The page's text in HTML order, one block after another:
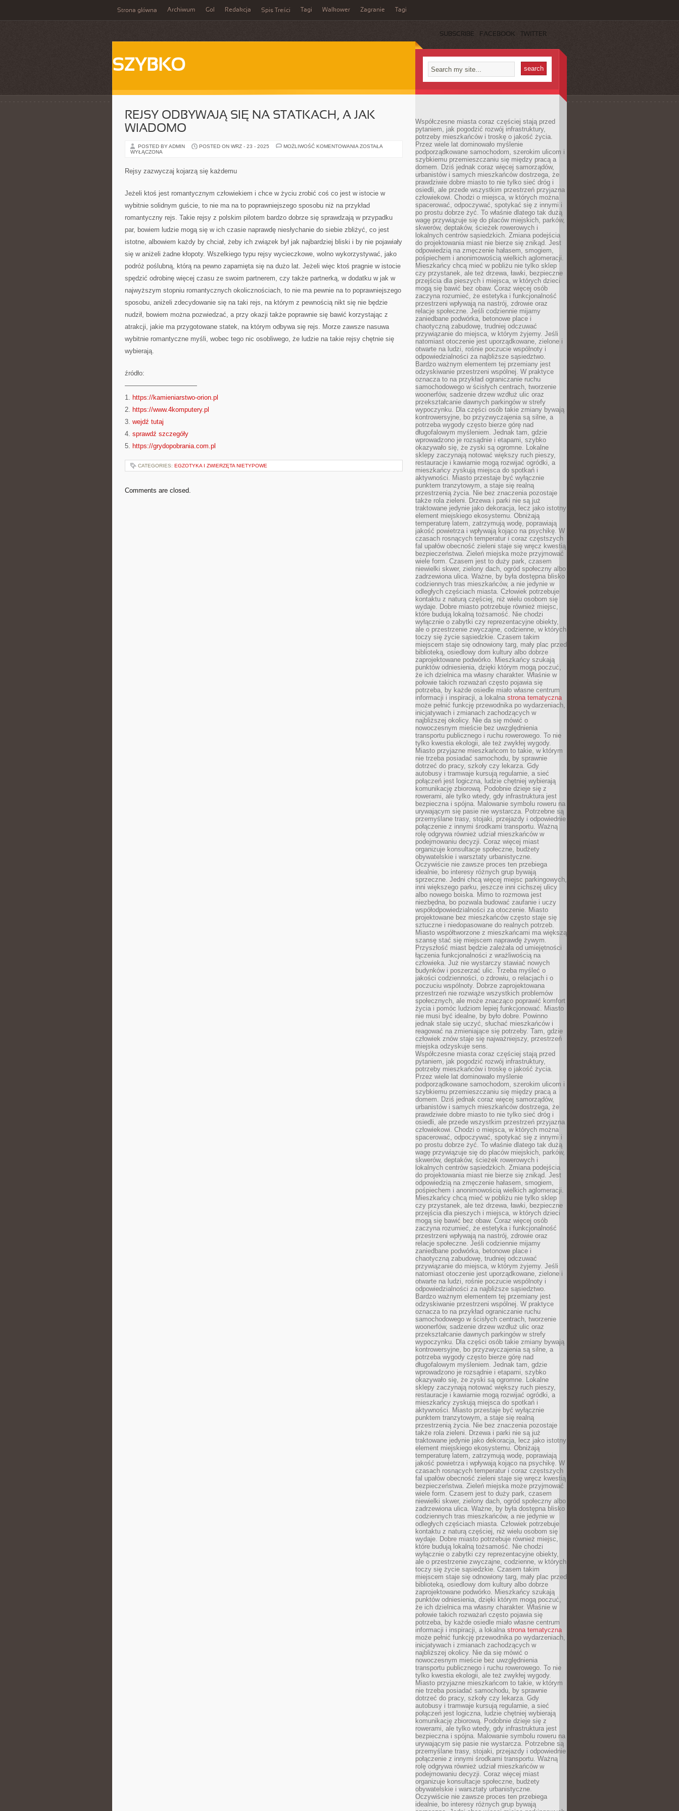
Strona główna Archiwum Gol Redakcja Spis Treści Tagi Walkower Zagranie Tagi
SUBSCRIBE FACEBOOK TWITTER
SZYBKO
REJSY ODBYWAJĄ SIĘ NA STATKACH, A JAK
WIADOMO
POSTED BY ADMIN POSTED ON WRZ - 23 - 2025 MOŻLIWOŚĆ KOMENTOWANIA REJSY
ZOSTAŁA
WYŁĄCZONA
Rejsy zazwyczaj kojarzą się każdemu
Jeżeli ktoś jest romantycznym człowiekiem i chce w życiu zrobić coś co jest w istocie w
wybitnie solidnym guście, to nie ma na to poprawniejszego sposobu niż na przykład
romantyczny rejs. Takie rejsy z polskim pilotem bardzo dobrze się sprawdzają w przypadku
par, bowiem ludzie mogą się w ich czasie naprawdę niesłychanie do siebie zbliżyć, co jest
istotne, albowiem każdy by chciał, żeby ich związek był jak najbardziej bliski i by nie pojawiały
się w aniżeli żadne kłopoty. Wszelkiego typu rejsy wycieczkowe, wolno wykorzystywać, jako
podróż poślubną, którą na pewno zapamięta się na dużo lat. Jeżeli więc ktoś pragnie w istocie
spędzić odrobinę więcej czasu ze swoim partnerem, czy także partnerką, w dodatku w jak w
najwyższym stopniu romantycznych okolicznościach, to nie ma pewnie na to poprawniejszego
sposobu, aniżeli zdecydowanie się na taki rejs, na którym z pewnością nikt się nie będzie
nudził, bowiem można pozwiedzać, a przy okazji także poprawnie się bawić korzystając z
atrakcji, jakie ma przygotowane statek, na którym odbywa się rejs. Morze zawsze nasuwa
wybitnie romantyczne myśli, wobec tego nic osobliwego, że ludzie na takie rejsy chętnie się
wybierają.
źródło:
———————————
1. https://kamieniarstwo-orion.pl
2. https://www.4komputery.pl
3. wejdź tutaj
4. sprawdź szczegóły
5. https://grydopobrania.com.pl
CATEGORIES: EGZOTYKA I ZWIERZĘTA NIETYPOWE
Comments are closed.
Współczesne miasta coraz częściej stają przed
pytaniem, jak pogodzić rozwój infrastruktury,
potrzeby mieszkańców i troskę o jakość życia.
Przez wiele lat dominowało myślenie
podporządkowane samochodom, szerokim ulicom i
szybkiemu przemieszczaniu się między pracą a
domem. Dziś jednak coraz więcej samorządów,
urbanistów i samych mieszkańców dostrzega, że
prawdziwie dobre miasto to nie tylko sieć dróg i
osiedli, ale przede wszystkim przestrzeń przyjazna
człowiekowi. Chodzi o miejsca, w których można
spacerować, odpoczywać, spotykać się z innymi i
po prostu dobrze żyć. To właśnie dlatego tak dużą
wagę przywiązuje się do placów miejskich, parków,
skwerów, deptaków, ścieżek rowerowych i
lokalnych centrów sąsiedzkich. Zmiana podejścia
do projektowania miast nie bierze się znikąd. Jest
odpowiedzią na zmęczenie hałasem, smogiem,
pośpiechem i anonimowością wielkich aglomeracji.
Mieszkańcy chcą mieć w pobliżu nie tylko sklep
czy przystanek, ale też drzewa, ławki, bezpieczne
przejścia dla pieszych i miejsca, w których dzieci
mogą się bawić bez obaw. Coraz więcej osób
zaczyna rozumieć, że estetyka i funkcjonalność
przestrzeni wpływają na nastrój, zdrowie oraz
relacje społeczne. Jeśli codziennie mijamy
zaniedbane podwórka, betonowe place i
chaotyczną zabudowę, trudniej odczuwać
przywiązanie do miejsca, w którym żyjemy. Jeśli
natomiast otoczenie jest uporządkowane, zielone i
otwarte na ludzi, rośnie poczucie wspólnoty i
odpowiedzialności za najbliższe sąsiedztwo.
Bardzo ważnym elementem tej przemiany jest
odzyskiwanie przestrzeni wspólnej. W praktyce
oznacza to na przykład ograniczanie ruchu
samochodowego w ścisłych centrach, tworzenie
woonerfów, sadzenie drzew wzdłuż ulic oraz
przekształcanie dawnych parkingów w strefy
wypoczynku. Dla części osób takie zmiany bywają
kontrowersyjne, bo przyzwyczajenia są silne, a
potrzeba wygody często bierze górę nad
długofalowym myśleniem. Jednak tam, gdzie
wprowadzono je rozsądnie i etapami, szybko
okazywało się, że zyski są ogromne. Lokalne
sklepy zaczynają notować większy ruch pieszy,
restauracje i kawiarnie mogą rozwijać ogródki, a
mieszkańcy zyskują miejsca do spotkań i
aktywności. Miasto przestaje być wyłącznie
punktem tranzytowym, a staje się realną
przestrzenią życia. Nie bez znaczenia pozostaje
także rola zieleni. Drzewa i parki nie są już
traktowane jedynie jako dekoracja, lecz jako istotny
element miejskiego ekosystemu. Obniżają
temperaturę latem, zatrzymują wodę, poprawiają
jakość powietrza i wpływają kojąco na psychikę. W
czasach rosnących temperatur i coraz częstszych
fal upałów obecność zieleni staje się wręcz kwestią
bezpieczeństwa. Zieleń miejska może przyjmować
wiele form. Czasem jest to duży park, czasem
niewielki skwer, zielony dach, ogród społeczny albo
zadrzewiona ulica. Ważne, by była dostępna blisko
codziennych tras mieszkańców, a nie jedynie w
odległych częściach miasta. Człowiek potrzebuje
kontaktu z naturą częściej, niż wielu osobom się
wydaje. Dobre miasto potrzebuje również miejsc,
które budują lokalną tożsamość. Nie chodzi
wyłącznie o zabytki czy reprezentacyjne obiekty,
ale o przestrzenie zwyczajne, codzienne, w których
toczy się życie sąsiedzkie. Czasem takim
miejscem staje się odnowiony targ, mały plac przed
biblioteką, osiedlowy dom kultury albo dobrze
zaprojektowane podwórko. Mieszkańcy szukają
punktów odniesienia, dzięki którym mogą poczuć,
że ich dzielnica ma własny charakter. Właśnie w
połowie takich rozważań często pojawia się
potrzeba, by każde osiedle miało własne centrum
informacji i inspiracji, a lokalna strona tematyczna
może pełnić funkcję przewodnika po wydarzeniach,
inicjatywach i zmianach zachodzących w
najbliższej okolicy. Nie da się mówić o
nowoczesnym mieście bez uwzględnienia
transportu publicznego i ruchu rowerowego. To nie
tylko kwestia ekologii, ale też zwykłej wygody.
Miasto przyjazne mieszkańcom to takie, w którym
nie trzeba posiadać samochodu, by sprawnie
dotrzeć do pracy, szkoły czy lekarza. Gdy
autobusy i tramwaje kursują regularnie, a sieć
połączeń jest logiczna, ludzie chętniej wybierają
komunikację zbiorową. Podobnie dzieje się z
rowerami, ale tylko wtedy, gdy infrastruktura jest
bezpieczna i spójna. Malowanie symbolu roweru na
urywającym się pasie nie wystarcza. Potrzebne są
przemyślane trasy, stojaki, przejazdy i odpowiednie
połączenie z innymi środkami transportu. Ważną
rolę odgrywa również udział mieszkańców w
podejmowaniu decyzji. Coraz więcej miast
organizuje konsultacje społeczne, budżety
obywatelskie i warsztaty urbanistyczne.
Oczywiście nie zawsze proces ten przebiega
idealnie, bo interesy różnych grup bywają
sprzeczne. Jedni chcą więcej miejsc parkingowych,
inni większego parku, jeszcze inni cichszej ulicy
albo nowego boiska. Mimo to rozmowa jest
niezbędna, bo pozwala budować zaufanie i uczy
współodpowiedzialności za otoczenie. Miasto
projektowane bez mieszkańców często staje się
sztuczne i niedopasowane do realnych potrzeb.
Miasto współtworzone z mieszkańcami ma większą
szansę stać się miejscem naprawdę żywym.
Przyszłość miast będzie zależała od umiejętności
łączenia funkcjonalności z wrażliwością na
człowieka. Już nie wystarczy stawiać nowych
budynków i poszerzać ulic. Trzeba myśleć o
jakości codzienności, o zdrowiu, o relacjach i o
poczuciu wspólnoty. Dobrze zaprojektowana
przestrzeń nie rozwiąże wszystkich problemów
społecznych, ale może znacząco poprawić komfort
życia i pomóc ludziom lepiej funkcjonować. Miasto
nie musi być idealne, by było dobre. Powinno
jednak stale się uczyć, słuchać mieszkańców i
reagować na zmieniające się potrzeby. Tam, gdzie
człowiek znów staje się najważniejszy, przestrzeń
miejska odzyskuje sens.
Współczesne miasta coraz częściej stają przed
pytaniem, jak pogodzić rozwój infrastruktury,
potrzeby mieszkańców i troskę o jakość życia.
Przez wiele lat dominowało myślenie
podporządkowane samochodom, szerokim ulicom i
szybkiemu przemieszczaniu się między pracą a
domem. Dziś jednak coraz więcej samorządów,
urbanistów i samych mieszkańców dostrzega, że
prawdziwie dobre miasto to nie tylko sieć dróg i
osiedli, ale przede wszystkim przestrzeń przyjazna
człowiekowi. Chodzi o miejsca, w których można
spacerować, odpoczywać, spotykać się z innymi i
po prostu dobrze żyć. To właśnie dlatego tak dużą
wagę przywiązuje się do placów miejskich, parków,
skwerów, deptaków, ścieżek rowerowych i
lokalnych centrów sąsiedzkich. Zmiana podejścia
do projektowania miast nie bierze się znikąd. Jest
odpowiedzią na zmęczenie hałasem, smogiem,
pośpiechem i anonimowością wielkich aglomeracji.
Mieszkańcy chcą mieć w pobliżu nie tylko sklep
czy przystanek, ale też drzewa, ławki, bezpieczne
przejścia dla pieszych i miejsca, w których dzieci
mogą się bawić bez obaw. Coraz więcej osób
zaczyna rozumieć, że estetyka i funkcjonalność
przestrzeni wpływają na nastrój, zdrowie oraz
relacje społeczne. Jeśli codziennie mijamy
zaniedbane podwórka, betonowe place i
chaotyczną zabudowę, trudniej odczuwać
przywiązanie do miejsca, w którym żyjemy. Jeśli
natomiast otoczenie jest uporządkowane, zielone i
otwarte na ludzi, rośnie poczucie wspólnoty i
odpowiedzialności za najbliższe sąsiedztwo.
Bardzo ważnym elementem tej przemiany jest
odzyskiwanie przestrzeni wspólnej. W praktyce
oznacza to na przykład ograniczanie ruchu
samochodowego w ścisłych centrach, tworzenie
woonerfów, sadzenie drzew wzdłuż ulic oraz
przekształcanie dawnych parkingów w strefy
wypoczynku. Dla części osób takie zmiany bywają
kontrowersyjne, bo przyzwyczajenia są silne, a
potrzeba wygody często bierze górę nad
długofalowym myśleniem. Jednak tam, gdzie
wprowadzono je rozsądnie i etapami, szybko
okazywało się, że zyski są ogromne. Lokalne
sklepy zaczynają notować większy ruch pieszy,
restauracje i kawiarnie mogą rozwijać ogródki, a
mieszkańcy zyskują miejsca do spotkań i
aktywności. Miasto przestaje być wyłącznie
punktem tranzytowym, a staje się realną
przestrzenią życia. Nie bez znaczenia pozostaje
także rola zieleni. Drzewa i parki nie są już
traktowane jedynie jako dekoracja, lecz jako istotny
element miejskiego ekosystemu. Obniżają
temperaturę latem, zatrzymują wodę, poprawiają
jakość powietrza i wpływają kojąco na psychikę. W
czasach rosnących temperatur i coraz częstszych
fal upałów obecność zieleni staje się wręcz kwestią
bezpieczeństwa. Zieleń miejska może przyjmować
wiele form. Czasem jest to duży park, czasem
niewielki skwer, zielony dach, ogród społeczny albo
zadrzewiona ulica. Ważne, by była dostępna blisko
codziennych tras mieszkańców, a nie jedynie w
odległych częściach miasta. Człowiek potrzebuje
kontaktu z naturą częściej, niż wielu osobom się
wydaje. Dobre miasto potrzebuje również miejsc,
które budują lokalną tożsamość. Nie chodzi
wyłącznie o zabytki czy reprezentacyjne obiekty,
ale o przestrzenie zwyczajne, codzienne, w których
toczy się życie sąsiedzkie. Czasem takim
miejscem staje się odnowiony targ, mały plac przed
biblioteką, osiedlowy dom kultury albo dobrze
zaprojektowane podwórko. Mieszkańcy szukają
punktów odniesienia, dzięki którym mogą poczuć,
że ich dzielnica ma własny charakter. Właśnie w
połowie takich rozważań często pojawia się
potrzeba, by każde osiedle miało własne centrum
informacji i inspiracji, a lokalna strona tematyczna
może pełnić funkcję przewodnika po wydarzeniach,
inicjatywach i zmianach zachodzących w
najbliższej okolicy. Nie da się mówić o
nowoczesnym mieście bez uwzględnienia
transportu publicznego i ruchu rowerowego. To nie
tylko kwestia ekologii, ale też zwykłej wygody.
Miasto przyjazne mieszkańcom to takie, w którym
nie trzeba posiadać samochodu, by sprawnie
dotrzeć do pracy, szkoły czy lekarza. Gdy
autobusy i tramwaje kursują regularnie, a sieć
połączeń jest logiczna, ludzie chętniej wybierają
komunikację zbiorową. Podobnie dzieje się z
rowerami, ale tylko wtedy, gdy infrastruktura jest
bezpieczna i spójna. Malowanie symbolu roweru na
urywającym się pasie nie wystarcza. Potrzebne są
przemyślane trasy, stojaki, przejazdy i odpowiednie
połączenie z innymi środkami transportu. Ważną
rolę odgrywa również udział mieszkańców w
podejmowaniu decyzji. Coraz więcej miast
organizuje konsultacje społeczne, budżety
obywatelskie i warsztaty urbanistyczne.
Oczywiście nie zawsze proces ten przebiega
idealnie, bo interesy różnych grup bywają